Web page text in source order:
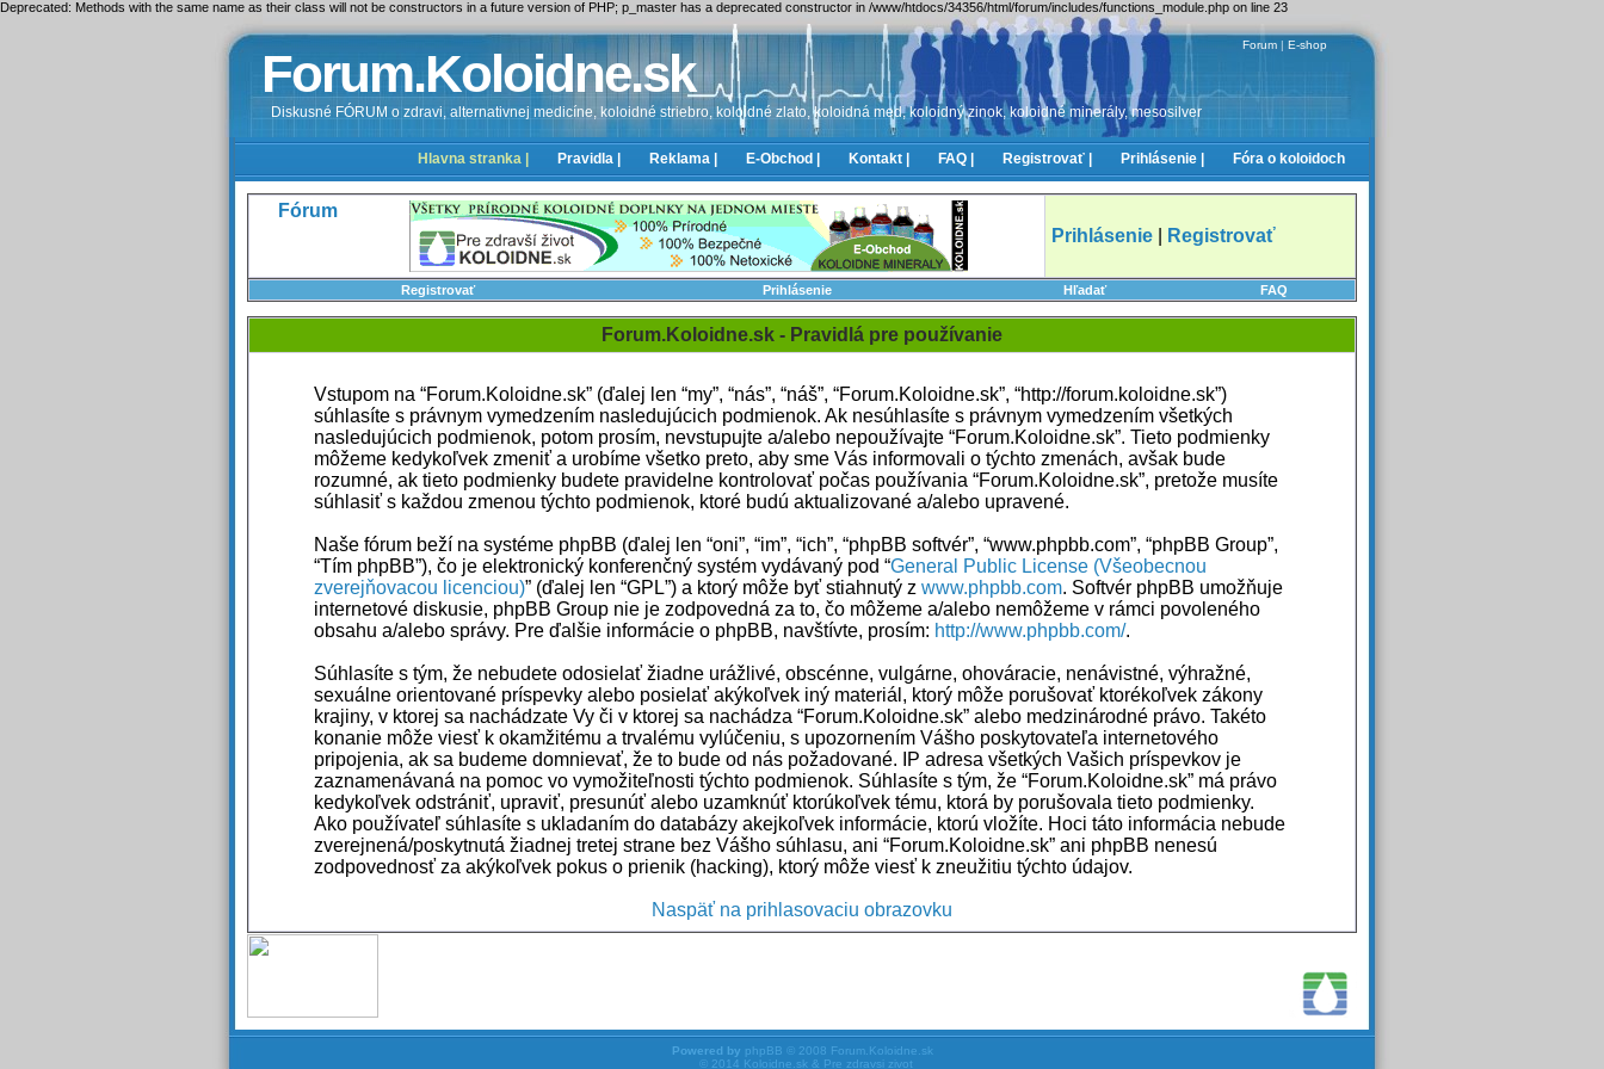
Deprecated: Methods with the same name as their class will not be constructors in a future version of PHP; p_master has a deprecated constructor in /www/htdocs/34356/html/forum/includes/functions_module.php on line 23
Forum.Koloidne.sk
Diskusné FÓRUM o zdravi, alternativnej medicíne, koloidné striebro, koloidné zlato, koloidná med, koloidný zinok, koloidné minerály, mesosilver
Forum | E-shop
Hlavna stranka | Pravidla | Reklama | E-Obchod | Kontakt | FAQ | Registrovať | Prihlásenie | Fóra o koloidoch
Fórum
Prihlásenie
Registrovať
Registrovať Prihlásenie Hľadať FAQ
Forum.Koloidne.sk - Pravidlá pre používanie
Vstupom na “Forum.Koloidne.sk” (ďalej len “my”, “nás”, “náš”, “Forum.Koloidne.sk”, “http://forum.koloidne.sk”)
súhlasíte s právnym vymedzením nasledujúcich podmienok. Ak nesúhlasíte s právnym vymedzením všetkých
nasledujúcich podmienok, potom prosím, nevstupujte a/alebo nepoužívajte “Forum.Koloidne.sk”. Tieto podmienky
môžeme kedykoľvek zmeniť a urobíme všetko preto, aby sme Vás informovali o týchto zmenách, avšak bude
rozumné, ak tieto podmienky budete pravidelne kontrolovať počas používania “Forum.Koloidne.sk”, pretože musíte
súhlasiť s každou zmenou týchto podmienok, ktoré budú aktualizované a/alebo upravené.
Naše fórum beží na systéme phpBB (ďalej len “oni”, “im”, “ich”, “phpBB softvér”, “www.phpbb.com”, “phpBB Group”,
“Tím phpBB”), čo je elektronický konferenčný systém vydávaný pod “General Public License (Všeobecnou
zverejňovacou licenciou)” (ďalej len “GPL”) a ktorý môže byť stiahnutý z www.phpbb.com. Softvér phpBB umožňuje
internetové diskusie, phpBB Group nie je zodpovedná za to, čo môžeme a/alebo nemôžeme v rámci povoleného
obsahu a/alebo správy. Pre ďalšie informácie o phpBB, navštívte, prosím: http://www.phpbb.com/.
Súhlasíte s tým, že nebudete odosielať žiadne urážlivé, obscénne, vulgárne, ohováracie, nenávistné, výhražné,
sexuálne orientované príspevky alebo posielať akýkoľvek iný materiál, ktorý môže porušovať ktorékoľvek zákony
krajiny, v ktorej sa nachádzate Vy či v ktorej sa nachádza “Forum.Koloidne.sk” alebo medzinárodné právo. Takéto
konanie môže viesť k okamžitému a trvalému vylúčeniu, s upozornením Vášho poskytovateľa internetového
pripojenia, ak sa budeme domnievať, že to bude od nás požadované. IP adresa všetkých Vašich príspevkov je
zaznamenávaná na pomoc vo vymožiteľnosti týchto podmienok. Súhlasíte s tým, že “Forum.Koloidne.sk” má právo
kedykoľvek odstrániť, upraviť, presunúť alebo uzamknúť ktorúkoľvek tému, ktorá by porušovala tieto podmienky.
Ako používateľ súhlasíte s ukladaním do databázy akejkoľvek informácie, ktorú vložíte. Hoci táto informácia nebude
zverejnená/poskytnutá žiadnej tretej strane bez Vášho súhlasu, ani “Forum.Koloidne.sk” ani phpBB nenesú
zodpovednosť za akýkoľvek pokus o prienik (hacking), ktorý môže viesť k zneužitiu týchto údajov.
Naspäť na prihlasovaciu obrazovku
Powered by phpBB © 2008 Forum.Koloidne.sk
© 2014 Koloidne.sk & Pre zdravsi zivot